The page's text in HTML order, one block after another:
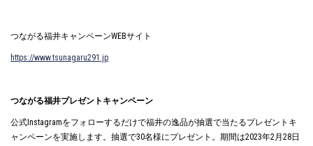
つながる福井キャンペーンWEBサイト
https://www.tsunagaru291.jp
つながる福井プレゼントキャンペーン
公式Instagramをフォローするだけで福井の逸品が抽選で当たるプレゼントキ
ャンペーンを実施します。抽選で30名様にプレゼント。期間は2023年2月28日